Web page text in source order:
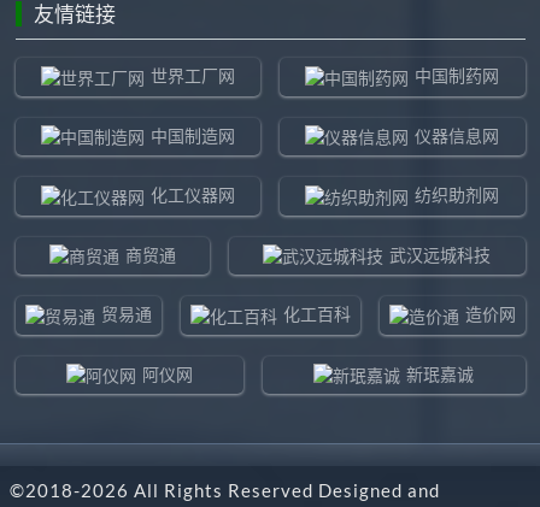
友情链接
世界工厂网 中国制药网
中国制造网 仪器信息网
化工仪器网 纺织助剂网
商贸通 武汉远城科技
贸易通 化工百科 造价网
阿仪网 新珉嘉诚
东北制造网 药智通
©2018-2026 All Rights Reserved Designed and